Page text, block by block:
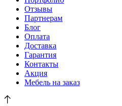
Отзывы
Партнерам
Блог
Оплата
Доставка
Гарантия
Контакты
Акция
Мебель на заказ